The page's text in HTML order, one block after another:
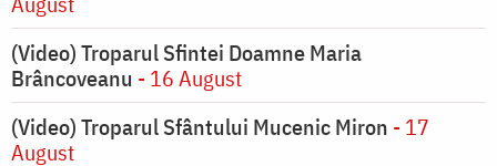
(Video) Troparul Sfintei Doamne Maria
Brâncoveanu - 16 August
(Video) Troparul Sfântului Mucenic Miron - 17
August